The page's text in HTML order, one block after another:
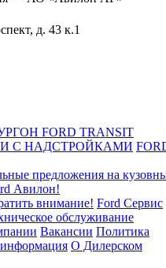
д. 43 к.1
FORD TRANSIT
С НАДСТРОЙКАМИ
предложения на
Авилон!
внимание! Ford Сервис
обслуживание
Вакансии Политика
О Дилерском